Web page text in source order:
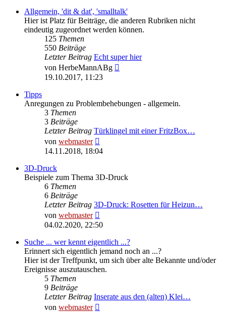
Allgemein, 'dit & dat', 'smalltalk'
Hier ist Platz für Beiträge, die anderen Rubriken nicht
eindeutig zugeordnet werden können.
125 Themen
550 Beiträge
Letzter Beitrag Echt super hier
von HerbeMannABg
19.10.2017, 11:23
Tipps
Anregungen zu Problembehebungen - allgemein.
3 Themen
3 Beiträge
Letzter Beitrag Türklingel mit einer FritzBox…
von webmaster
Beitrag
14.11.2018, 18:04
3D-Druck
Beispiele zum Thema 3D-Druck
6 Themen
6 Beiträge
Letzter Beitrag 3D-Druck: Rosetten für Heizun…
von webmaster
Beitrag
04.02.2020, 22:50
Suche ... wer kennt eigentlich ...?
Erinnert sich eigentlich jemand noch an ...?
Hier ist der Treffpunkt, um sich über alte Bekannte und/oder
Ereignisse auszutauschen.
5 Themen
9 Beiträge
Letzter Beitrag Inserate aus den (alten) Klei…
von webmaster